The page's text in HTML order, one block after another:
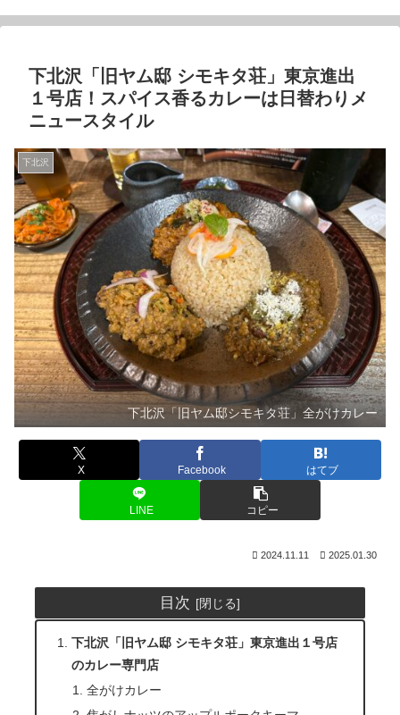
下北沢「旧ヤム邸 シモキタ荘」東京進出
１号店！スパイス香るカレーは日替わりメ
ニュースタイル
下北沢
下北沢「旧ヤム邸シモキタ荘」全がけカレー
X Facebook はてブ
LINE コピー
2024.11.11 2025.01.30
目次
下北沢「旧ヤム邸 シモキタ荘」東京進出１号店
のカレー専門店
全がけカレー